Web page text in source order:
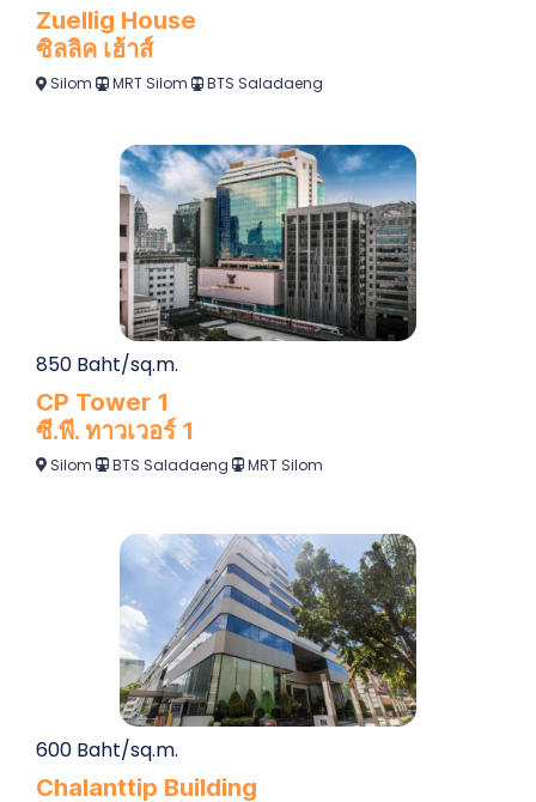
850 Baht/sq.m.
CP Tower 1
ซี.พี. ทาวเวอร์ 1
Silom BTS Saladaeng
600 Baht/sq.m.
Chalanttip Building
อาคาร ชลันต์ทิพย์
Convent Road
Sathorn